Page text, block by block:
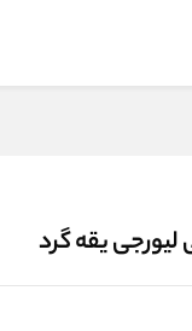
یقه گرد